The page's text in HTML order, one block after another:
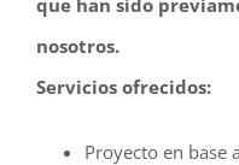
nosotros.
Servicios ofrecidos:
Proyecto en base